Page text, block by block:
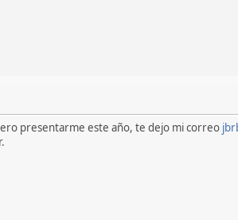
presentarme este año, te dejo mi correo